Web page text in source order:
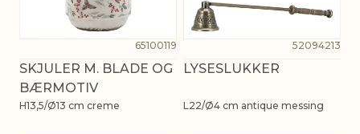
65100119
SKJULER M. BLADE OG
BÆRMOTIV
H13,5/Ø13 cm creme
52094213
LYSESLUKKER
L22/Ø4 cm antique messing